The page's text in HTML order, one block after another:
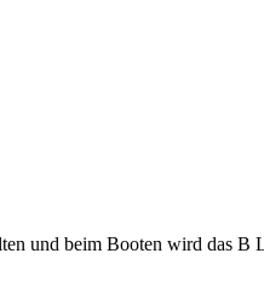
und beim Booten wird das